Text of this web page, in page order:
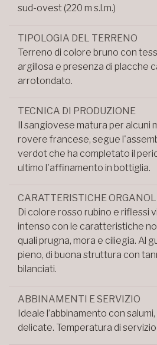
sud-ovest (220 m s.l.m.)
TIPOLOGIA DEL TERRENO
Terreno di colore bruno con
argillosa e presenza di placche
arrotondato.
TECNICA DI PRODUZIONE
Il sangiovese matura per alcuni
rovere francese, segue
verdot che ha completato il
ultimo l'affinamento in bottiglia.
CARATTERISTICHE
Di colore rosso rubino e riflessi
intenso con le caratteristiche
quali prugna, mora e ciliegia. Al
pieno, di buona struttura con
bilanciati.
ABBINAMENTI E SERVIZIO
Ideale l’abbinamento con
delicate. Temperatura di